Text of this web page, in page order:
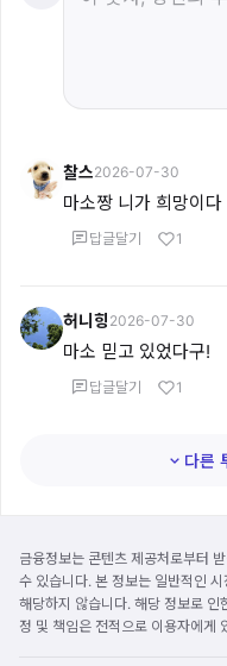
찰스2026-07-30
마소짱 니가 희망이다
답글달기 1
허니힝 2026-07-30
마소 믿고 있었다구!
답글달기 1
다른
금융정보는 콘텐츠 제공처로부터
수 있습니다. 본 정보는 일반적인
해당하지 않습니다. 해당 정보로 인
정 및 책임은 전적으로 이용자에게